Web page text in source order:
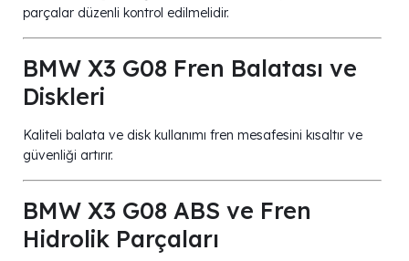
parçalar düzenli kontrol edilmelidir.
BMW X3 G08 Fren Balatası ve
Diskleri
Kaliteli balata ve disk kullanımı fren mesafesini kısaltır ve
güvenliği artırır.
BMW X3 G08 ABS ve Fren
Hidrolik Parçaları